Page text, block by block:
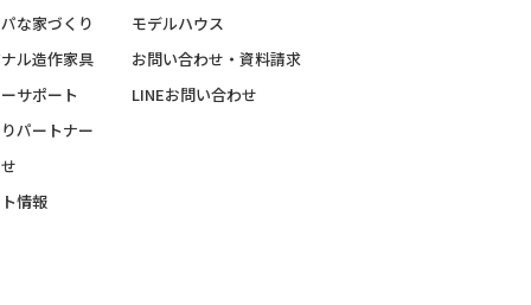
な家づくり
ル造作家具
サポート
パートナー
情報
モデルハウス
お問い合わせ・資料請求
LINEお問い合わせ